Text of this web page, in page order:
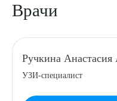
Врачи
Ручкина Анастасия
УЗИ-специалист